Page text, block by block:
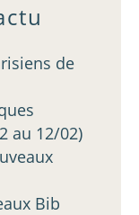
de
au 12/02)
Bib